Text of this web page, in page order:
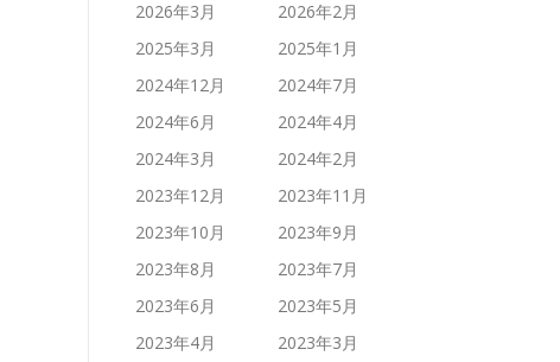
2026年3月
2026年2月
2025年3月
2025年1月
2024年12月
2024年7月
2024年6月
2024年4月
2024年3月
2024年2月
2023年12月
2023年11月
2023年10月
2023年9月
2023年8月
2023年7月
2023年6月
2023年5月
2023年4月
2023年3月